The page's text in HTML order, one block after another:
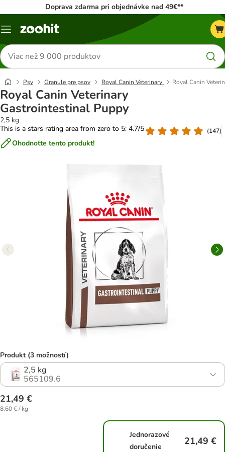
Doprava zdarma pri objednávke nad 49€**
Kategórie
Hľadať
produkty
Psy Granule pre psov Royal Canin Veterinary Royal Canin
Royal Canin Veterinary
Gastrointestinal Puppy
2,5 kg
This is a stars rating area from zero to 5: 4.7/5
(147)
Ohodnoťte tento produkt!
Produkt (3 možností)
2,5 kg
565109.6
21,49 €
8,60 € / kg
Jednorazové
doručenie
21,49 €